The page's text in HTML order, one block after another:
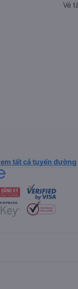
Vé
tất cả tuyến đường